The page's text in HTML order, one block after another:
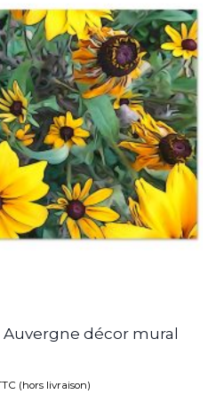
décor mural
(hors livraison)